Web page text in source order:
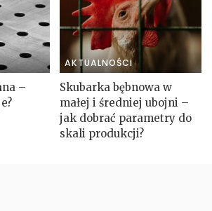
–
AKTUALNOŚCI
Skubarka bębnowa w
małej i średniej ubojni –
jak dobrać parametry do
skali produkcji?